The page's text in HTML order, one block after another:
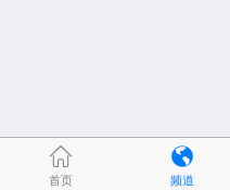
首页 频道